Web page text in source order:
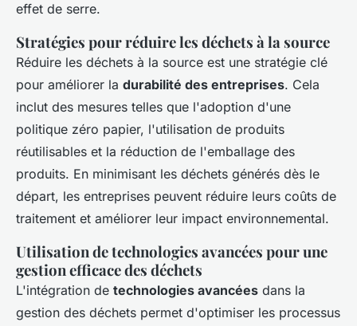
effet de serre.
Stratégies pour réduire les déchets à la source
Réduire les déchets à la source est une stratégie clé
pour améliorer la durabilité des entreprises. Cela
inclut des mesures telles que l'adoption d'une
politique zéro papier, l'utilisation de produits
réutilisables et la réduction de l'emballage des
produits. En minimisant les déchets générés dès le
départ, les entreprises peuvent réduire leurs coûts de
traitement et améliorer leur impact environnemental.
Utilisation de technologies avancées pour une
gestion efficace des déchets
L'intégration de technologies avancées dans la
gestion des déchets permet d'optimiser les processus